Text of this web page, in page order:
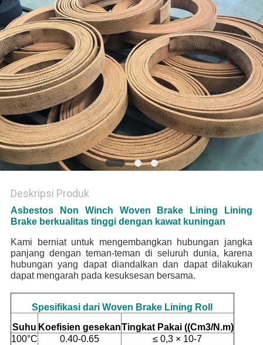
Deskripsi Produk
Asbestos Non Winch Woven Brake Lining Lining
Brake berkualitas tinggi dengan kawat kuningan
Kami berniat untuk mengembangkan hubungan jangka
panjang dengan teman-teman di seluruh dunia, karena
hubungan yang dapat diandalkan dan dapat dilakukan
dapat mengarah pada kesuksesan bersama.
Spesifikasi dari Woven Brake Lining Roll
Suhu Koefisien gesekanTingkat Pakai ((Cm3/N.m)
100°C
0.40-0.65
≤ 0,3 × 10-7